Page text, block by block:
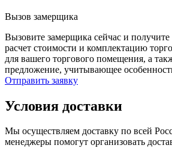
Вызов замерщика
Вызовите замерщика сейчас и
расчет стоимости и комплектацию
для вашего торгового помещения, а
предложение, учитывающее
Отправить заявку
Условия доставки
Мы осуществляем доставку по всей
менеджеры помогут организовать